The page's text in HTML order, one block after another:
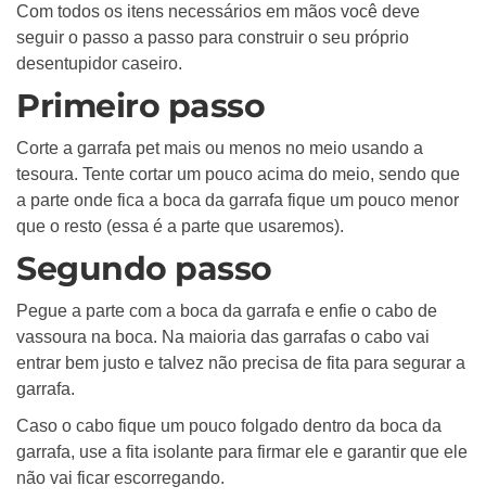
Com todos os itens necessários em mãos você deve
seguir o passo a passo para construir o seu próprio
desentupidor caseiro.
Primeiro passo
Corte a garrafa pet mais ou menos no meio usando a
tesoura. Tente cortar um pouco acima do meio, sendo que
a parte onde fica a boca da garrafa fique um pouco menor
que o resto (essa é a parte que usaremos).
Segundo passo
Pegue a parte com a boca da garrafa e enfie o cabo de
vassoura na boca. Na maioria das garrafas o cabo vai
entrar bem justo e talvez não precisa de fita para segurar a
garrafa.
Caso o cabo fique um pouco folgado dentro da boca da
garrafa, use a fita isolante para firmar ele e garantir que ele
não vai ficar escorregando.